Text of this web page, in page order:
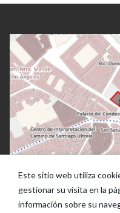
Este sitio web utiliza
gestionar su visita en la
información sobre su